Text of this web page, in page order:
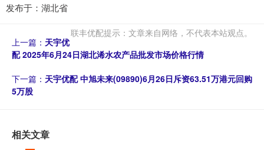
发布于：湖北省
联丰优配提示：文章来自网络，不代表本站观点。
上一篇： 天宇优
配 2025年6月24日湖北浠水农产品批发市场价格行情
下一篇： 天宇优配 中旭未来(09890)6月26日斥资63.51万港元回购
5万股
相关文章